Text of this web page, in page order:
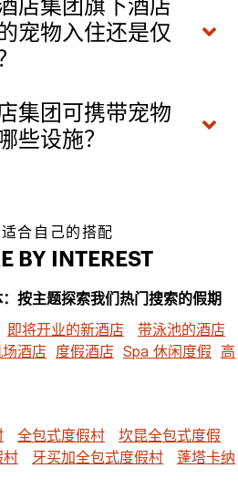
店集团旗下酒店
宠物入住还是仅
集团可携带宠物
些设施？
合自己的搭配
BY INTEREST
按主题探索我们热门搜索的假期
即将开业的新酒店
带泳池的酒店
酒店 度假酒店 Spa 休闲度假 高
全包式度假村
坎昆全包式度假
村 牙买加全包式度假村
蓬塔卡纳